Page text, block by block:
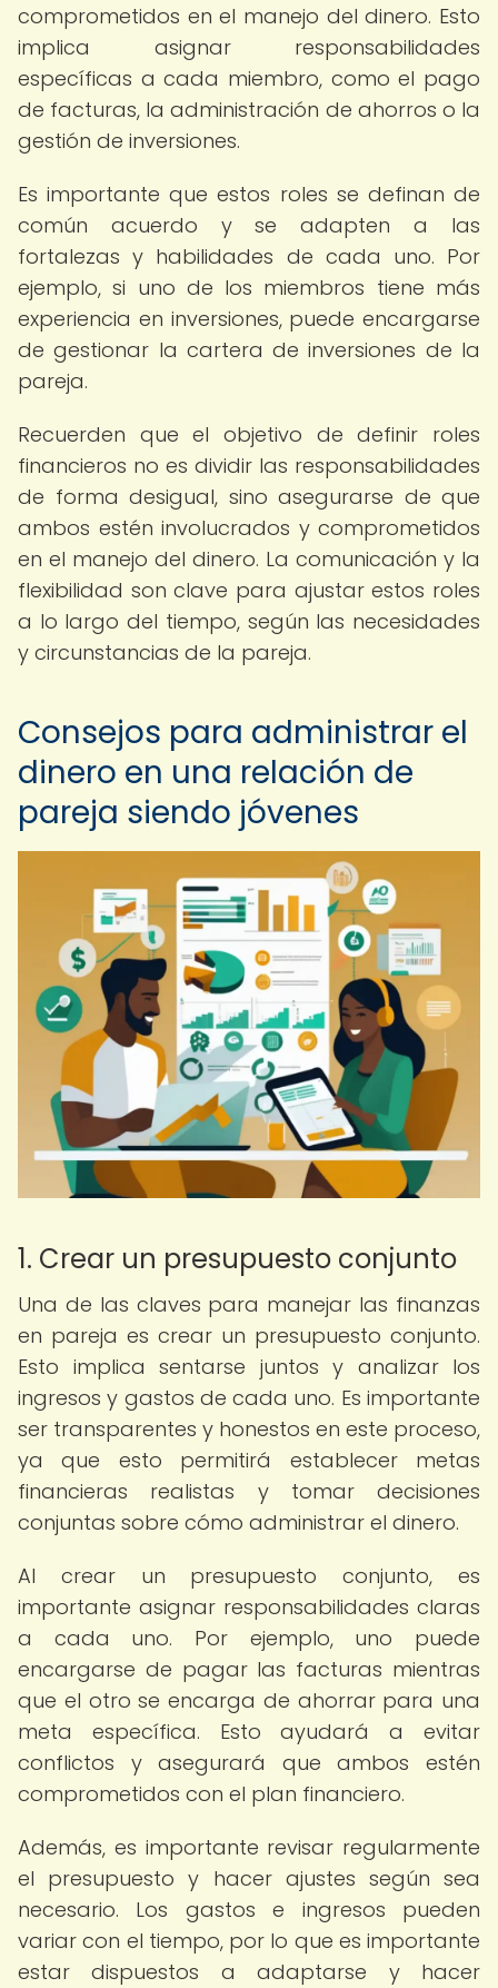
comprometidos en el manejo del dinero. Esto
implica asignar responsabilidades
específicas a cada miembro, como el pago
de facturas, la administración de ahorros o la
gestión de inversiones.
Es importante que estos roles se definan de
común acuerdo y se adapten a las
fortalezas y habilidades de cada uno. Por
ejemplo, si uno de los miembros tiene más
experiencia en inversiones, puede encargarse
de gestionar la cartera de inversiones de la
pareja.
Recuerden que el objetivo de definir roles
financieros no es dividir las responsabilidades
de forma desigual, sino asegurarse de que
ambos estén involucrados y comprometidos
en el manejo del dinero. La comunicación y la
flexibilidad son clave para ajustar estos roles
a lo largo del tiempo, según las necesidades
y circunstancias de la pareja.
Consejos para administrar el
dinero en una relación de
pareja siendo jóvenes
1. Crear un presupuesto conjunto
Una de las claves para manejar las finanzas
en pareja es crear un presupuesto conjunto.
Esto implica sentarse juntos y analizar los
ingresos y gastos de cada uno. Es importante
ser transparentes y honestos en este proceso,
ya que esto permitirá establecer metas
financieras realistas y tomar decisiones
conjuntas sobre cómo administrar el dinero.
Al crear un presupuesto conjunto, es
importante asignar responsabilidades claras
a cada uno. Por ejemplo, uno puede
encargarse de pagar las facturas mientras
que el otro se encarga de ahorrar para una
meta específica. Esto ayudará a evitar
conflictos y asegurará que ambos estén
comprometidos con el plan financiero.
Además, es importante revisar regularmente
el presupuesto y hacer ajustes según sea
necesario. Los gastos e ingresos pueden
variar con el tiempo, por lo que es importante
estar dispuestos a adaptarse y hacer